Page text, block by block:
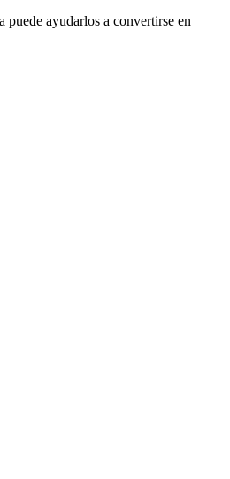
puede ayudarlos a convertirse en